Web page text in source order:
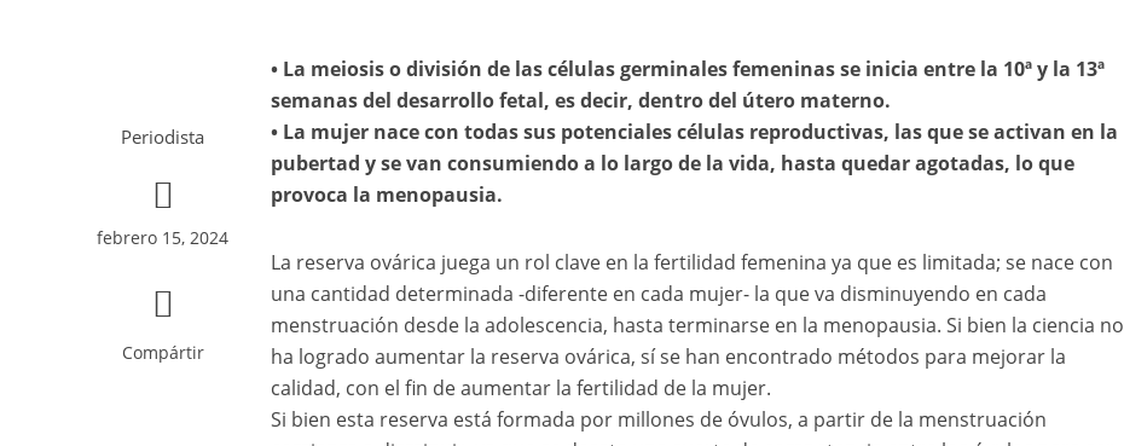
Periodista
febrero 15, 2024
Compártir
• La meiosis o división de las células germinales femeninas se inicia entre la 10ª y la 13ª
semanas del desarrollo fetal, es decir, dentro del útero materno.
• La mujer nace con todas sus potenciales células reproductivas, las que se activan en la
pubertad y se van consumiendo a lo largo de la vida, hasta quedar agotadas, lo que
provoca la menopausia.
La reserva ovárica juega un rol clave en la fertilidad femenina ya que es limitada; se nace con
una cantidad determinada -diferente en cada mujer- la que va disminuyendo en cada
menstruación desde la adolescencia, hasta terminarse en la menopausia. Si bien la ciencia no
ha logrado aumentar la reserva ovárica, sí se han encontrado métodos para mejorar la
calidad, con el fin de aumentar la fertilidad de la mujer.
Si bien esta reserva está formada por millones de óvulos, a partir de la menstruación